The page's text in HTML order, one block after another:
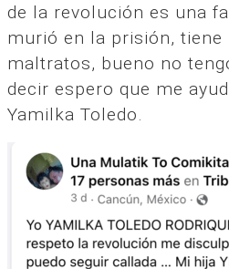
de la revolución es una
murió en la prisión, tiene
maltratos, bueno no
decir espero que me
Yamilka Toledo.